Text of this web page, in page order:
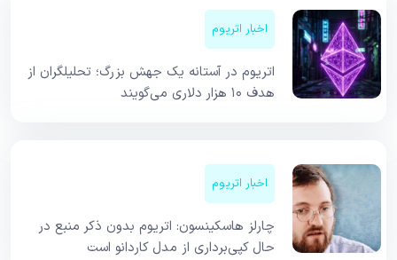
اخبار اتریوم
اتریوم در آستانه یک جهش بزرگ؛ تحلیلگران از
هدف ۱۰ هزار دلاری می‌گویند
اخبار اتریوم
چارلز هاسکینسون: اتریوم بدون ذکر منبع در
حال کپی‌برداری از مدل کاردانو است